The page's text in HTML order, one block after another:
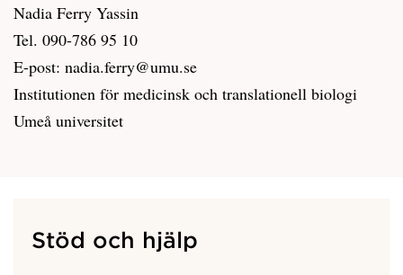
Nadia Ferry Yassin
Tel. 090-786 95 10
E-post: nadia.ferry@umu.se
Institutionen för medicinsk och translationell biologi
Umeå universitet
Stöd och hjälp